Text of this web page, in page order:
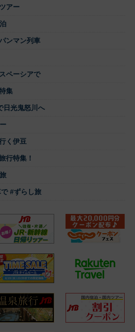
アー
ンマン列車
ペーシアで
集
日光鬼怒川へ
く伊豆
行特集！
#ずらし旅